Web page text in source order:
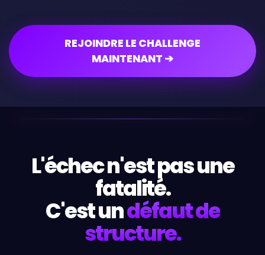
REJOINDRE LE CHALLENGE
MAINTENANT ➔
L'échec n'est pas une
fatalité.
C'est undéfaut de
structure.